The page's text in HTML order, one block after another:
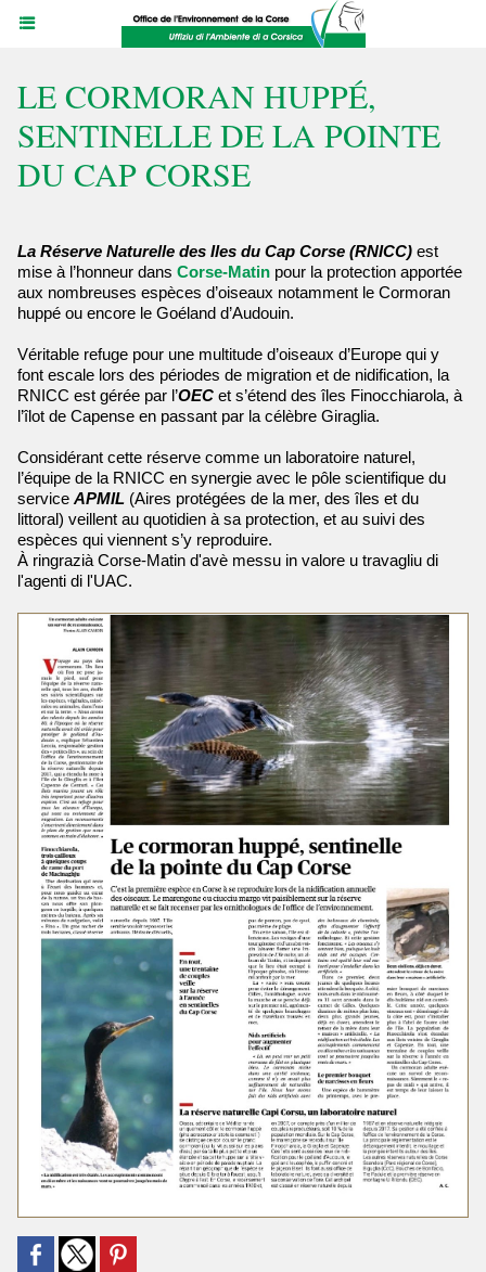
LE CORMORAN HUPPÉ,
SENTINELLE DE LA POINTE
DU CAP CORSE
La Réserve Naturelle des Iles du Cap Corse (RNICC) est
mise à l’honneur dans Corse-Matin pour la protection apportée
aux nombreuses espèces d’oiseaux notamment le Cormoran
huppé ou encore le Goéland d’Audouin.
Véritable refuge pour une multitude d’oiseaux d’Europe qui y
font escale lors des périodes de migration et de nidification, la
RNICC est gérée par l’OEC et s’étend des îles Finocchiarola, à
l’îlot de Capense en passant par la célèbre Giraglia.
Considérant cette réserve comme un laboratoire naturel,
l’équipe de la RNICC en synergie avec le pôle scientifique du
service APMIL (Aires protégées de la mer, des îles et du
littoral) veillent au quotidien à sa protection, et au suivi des
espèces qui viennent s’y reproduire.
À ringrazià Corse-Matin d'avè messu in valore u travagliu di
l'agenti di l'UAC.